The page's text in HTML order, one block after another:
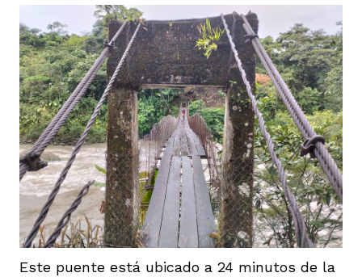
Este puente está ubicado a 24 minutos de la